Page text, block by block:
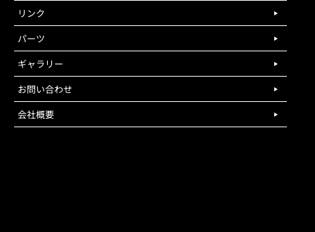
リンク
パーツ
ギャラリー
お問い合わせ
会社概要